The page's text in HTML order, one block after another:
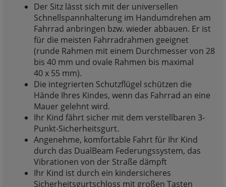
Der Sitz lässt sich mit der universellen
Schnellspannhalterung im Handumdrehen am
Fahrrad anbringen bzw. wieder abbauen. Er ist
für die meisten Fahrradrahmen geeignet
(runde Rahmen mit einem Durchmesser von 28
bis 40 mm und ovale Rahmen bis maximal
40 x 55 mm).
Die integrierten Schutzflügel schützen die
Hände Ihres Kindes, wenn das Fahrrad an eine
Mauer gelehnt wird.
Ihr Kind fährt sicher mit dem verstellbaren 3-
Punkt-Sicherheitsgurt.
Angenehme, komfortable Fahrt für Ihr Kind
durch das DualBeam Federungssystem, das
Vibrationen von der Straße dämpft
Ihr Kind ist durch ein kindersicheres
Sicherheitsgurtschloss mit großen Tasten